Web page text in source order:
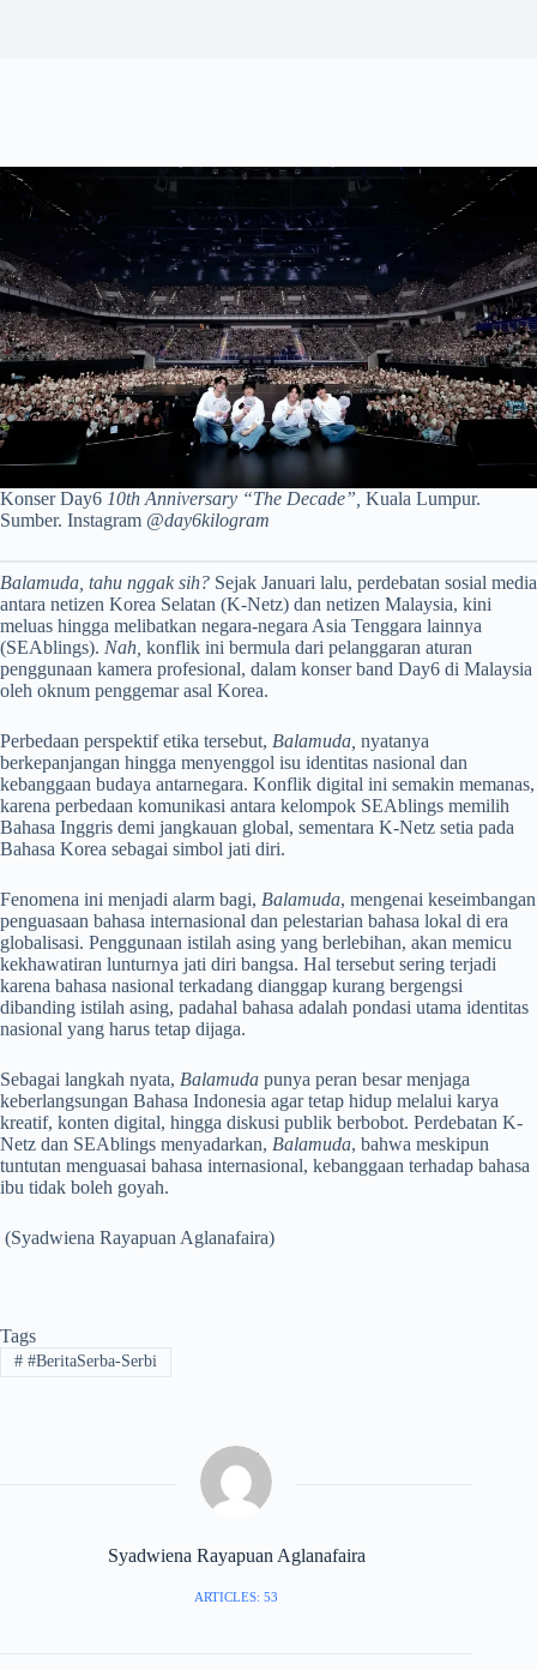
Konser Day6 10th Anniversary “The Decade”, Kuala Lumpur.
Sumber. Instagram @day6kilogram
Balamuda, tahu nggak sih? Sejak Januari lalu, perdebatan sosial media
antara netizen Korea Selatan (K-Netz) dan netizen Malaysia, kini
meluas hingga melibatkan negara-negara Asia Tenggara lainnya
(SEAblings). Nah, konflik ini bermula dari pelanggaran aturan
penggunaan kamera profesional, dalam konser band Day6 di Malaysia
oleh oknum penggemar asal Korea.
Perbedaan perspektif etika tersebut, Balamuda, nyatanya
berkepanjangan hingga menyenggol isu identitas nasional dan
kebanggaan budaya antarnegara. Konflik digital ini semakin memanas,
karena perbedaan komunikasi antara kelompok SEAblings memilih
Bahasa Inggris demi jangkauan global, sementara K-Netz setia pada
Bahasa Korea sebagai simbol jati diri.
Fenomena ini menjadi alarm bagi, Balamuda, mengenai keseimbangan
penguasaan bahasa internasional dan pelestarian bahasa lokal di era
globalisasi. Penggunaan istilah asing yang berlebihan, akan memicu
kekhawatiran lunturnya jati diri bangsa. Hal tersebut sering terjadi
karena bahasa nasional terkadang dianggap kurang bergengsi
dibanding istilah asing, padahal bahasa adalah pondasi utama identitas
nasional yang harus tetap dijaga.
Sebagai langkah nyata, Balamuda punya peran besar menjaga
keberlangsungan Bahasa Indonesia agar tetap hidup melalui karya
kreatif, konten digital, hingga diskusi publik berbobot. Perdebatan K-
Netz dan SEAblings menyadarkan, Balamuda, bahwa meskipun
tuntutan menguasai bahasa internasional, kebanggaan terhadap bahasa
ibu tidak boleh goyah.
(Syadwiena Rayapuan Aglanafaira)
Tags
##BeritaSerba-Serbi
Syadwiena Rayapuan Aglanafaira
ARTICLES: 53